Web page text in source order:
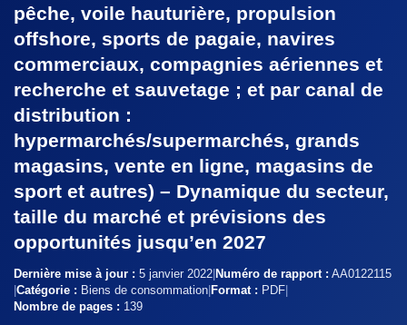
pêche, voile hauturière, propulsion
offshore, sports de pagaie, navires
commerciaux, compagnies aériennes et
recherche et sauvetage ; et par canal de
distribution :
hypermarchés/supermarchés, grands
magasins, vente en ligne, magasins de
sport et autres) – Dynamique du secteur,
taille du marché et prévisions des
opportunités jusqu’en 2027
Dernière mise à jour : 5 janvier 2022 Numéro de rapport : AA0122115
Catégorie : Biens de consommation Format : PDF
Nombre de pages : 139